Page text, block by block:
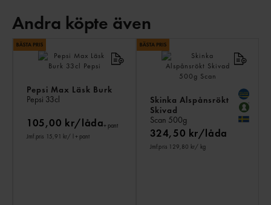
Andra köpte även
Pepsi Max Läsk Burk
Pepsi 33cl
105,00 kr/låda+ pant
Jmf.pris 15,91 kr/ l + pant
Skinka Alspånsrökt
Skivad
Scan 500g
324,50 kr/låda
Jmf.pris 129,80 kr/ kg